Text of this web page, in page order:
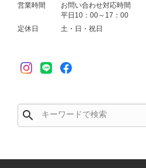
営業時間
お問い合わせ対応時間
平日10：00～17：00
定休日
土・日・祝日
search